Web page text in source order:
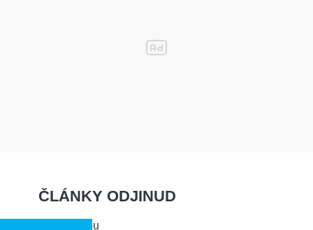
ČLÁNKY ODJINUD